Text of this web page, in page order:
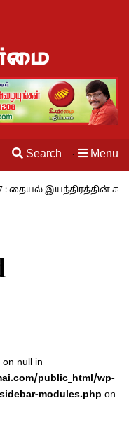
Search · Menu
இயந்திரத்தின்
null in
public_html/wp-
modules.php on